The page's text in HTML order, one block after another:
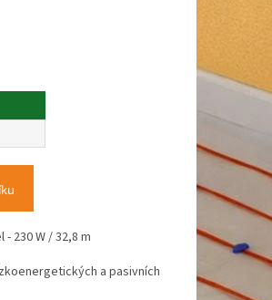
230 W / 32,8 m
a pasivních